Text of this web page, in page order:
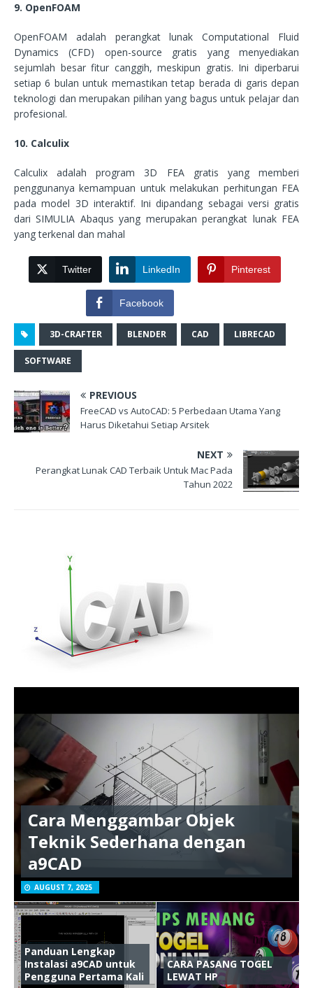
9. OpenFOAM
OpenFOAM adalah perangkat lunak Computational Fluid
Dynamics (CFD) open-source gratis yang menyediakan
sejumlah besar fitur canggih, meskipun gratis. Ini diperbarui
setiap 6 bulan untuk memastikan tetap berada di garis depan
teknologi dan merupakan pilihan yang bagus untuk pelajar dan
profesional.
10. Calculix
Calculix adalah program 3D FEA gratis yang memberi
penggunanya kemampuan untuk melakukan perhitungan FEA
pada model 3D interaktif. Ini dipandang sebagai versi gratis
dari SIMULIA Abaqus yang merupakan perangkat lunak FEA
yang terkenal dan mahal
Twitter LinkedIn Pinterest
Facebook
3D-CRAFTER BLENDER CAD LIBRECAD
SOFTWARE
PREVIOUS
FreeCAD vs AutoCAD: 5 Perbedaan Utama Yang
Harus Diketahui Setiap Arsitek
NEXT
Perangkat Lunak CAD Terbaik Untuk Mac Pada
Tahun 2022
Cara Menggambar Objek
Teknik Sederhana dengan
a9CAD
AUGUST 7, 2025
Panduan Lengkap
Instalasi a9CAD untuk
Pengguna Pertama Kali
CARA PASANG TOGEL
LEWAT HP